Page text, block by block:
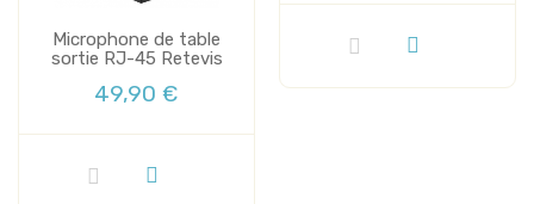
Microphone de table
sortie RJ-45 Retevis
49,90 €